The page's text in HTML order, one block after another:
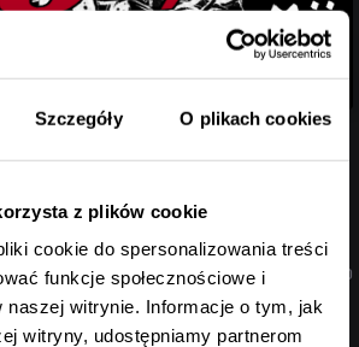
Szczegóły O plikach cookies
z plików cookie
cookie do spersonalizowania treści
funkcje społecznościowe i
naszej witrynie. Informacje o tym, jak
witryny, udostępniamy partnerom
Spineshank i Hed PE! Przed
Mü
i death metal w jednym? Dla nich to